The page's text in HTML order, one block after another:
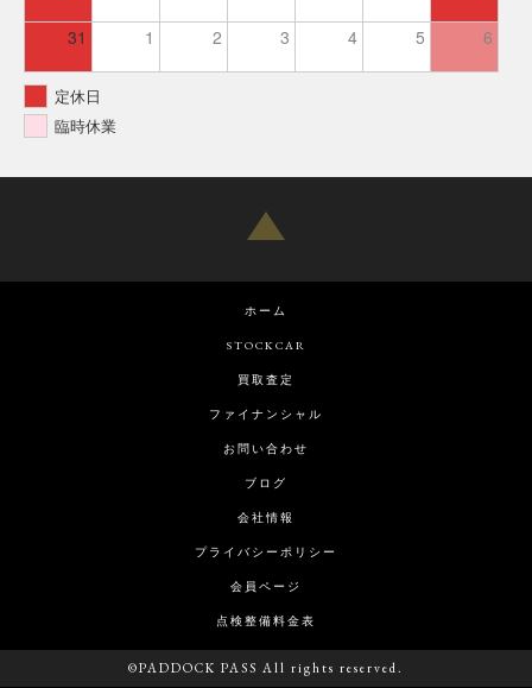
31 1 2 3 4 5 6
定休日
臨時休業
ホーム
STOCKCAR
買取査定
ファイナンシャル
お問い合わせ
ブログ
会社情報
プライバシーポリシー
会員ページ
点検整備料金表
©PADDOCK PASS All rights reserved.